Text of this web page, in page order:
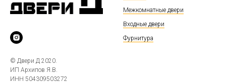
© Двери Д 2020.
ИП Архипов Я.В.
ИНН 504309503272
Межкомнатные двери
Входные двери
Фурнитура